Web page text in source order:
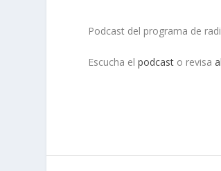
Podcast del programa de
Escucha elpodcast o revisa